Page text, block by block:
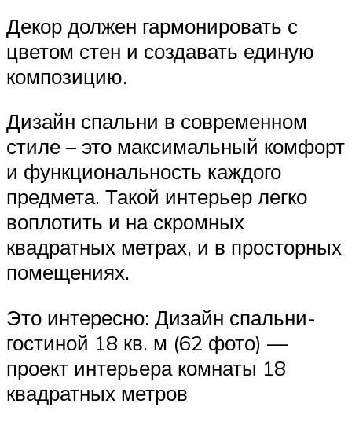
Декор должен гармонировать с
цветом стен и создавать единую
композицию.
Дизайн спальни в современном
стиле – это максимальный комфорт
и функциональность каждого
предмета. Такой интерьер легко
воплотить и на скромных
квадратных метрах, и в просторных
помещениях.
Это интересно: Дизайн спальни-
гостиной 18 кв. м (62 фото) —
проект интерьера комнаты 18
квадратных метров